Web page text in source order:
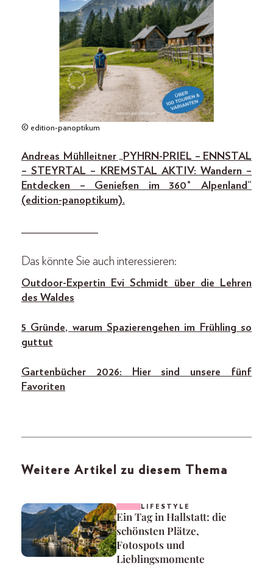
© edition-panoptikum
Andreas Mühlleitner „PYHRN-PRIEL – ENNSTAL
– STEYRTAL – KREMSTAL AKTIV: Wandern –
Entdecken – Genießen im 360° Alpenland“
(edition-panoptikum).
______________
Das könnte Sie auch interessieren:
Outdoor-Expertin Evi Schmidt über die Le hren
des Waldes
5 Gründe, warum Spazierengehen im Frühling so
guttut
Gartenbücher 2026: Hier sind unsere fünf
Favoriten
Weitere Artikel zu diesem Thema
LIFESTYLE
Ein Tag in Hallstatt: die
schönsten Plätze,
Fotospots und
Lieblingsmomente